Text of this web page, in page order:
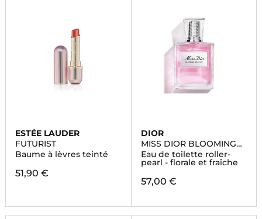
ESTÉE LAUDER
FUTURIST
Baume à lèvres teinté
51,90 €
DIOR
MISS DIOR BLOOMING
BOUQUET
Eau de toilette roller-
pearl - florale et fraîche
57,00 €